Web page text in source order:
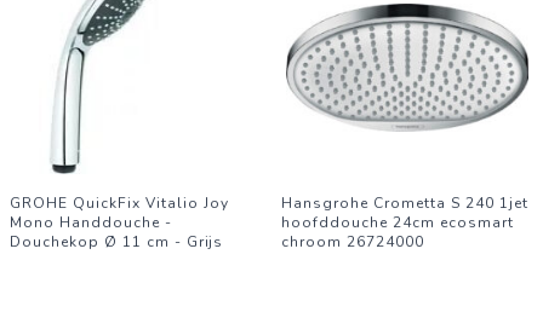
GROHE QuickFix Vitalio Joy
Mono Handdouche -
Douchekop Ø 11 cm - Grijs
Hansgrohe Crometta S 240 1jet
hoofddouche 24cm ecosmart
chroom 26724000